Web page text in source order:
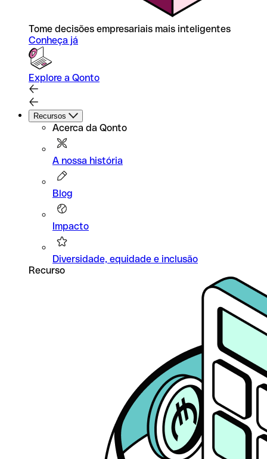
Tome decisões empresariais mais inteligentes
Conheça já
Explore a Qonto
Recursos
Acerca da Qonto
A nossa história
Blog
Impacto
Diversidade, equidade e inclusão
Recurso